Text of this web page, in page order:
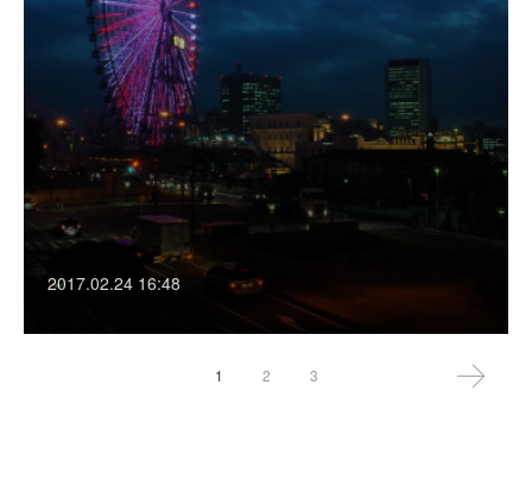
2017.02.24 16:48
1 2 3